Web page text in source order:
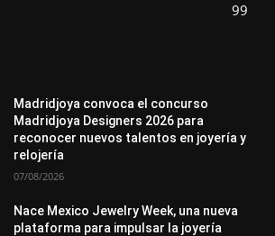
99
Premios Secciones
Madridjoya convoca el concurso
Madridjoya Designers 2026 para
reconocer nuevos talentos en joyería y
relojería
07/08/2026
Nace Mexico Jewelry Week, una nueva
plataforma para impulsar la joyería